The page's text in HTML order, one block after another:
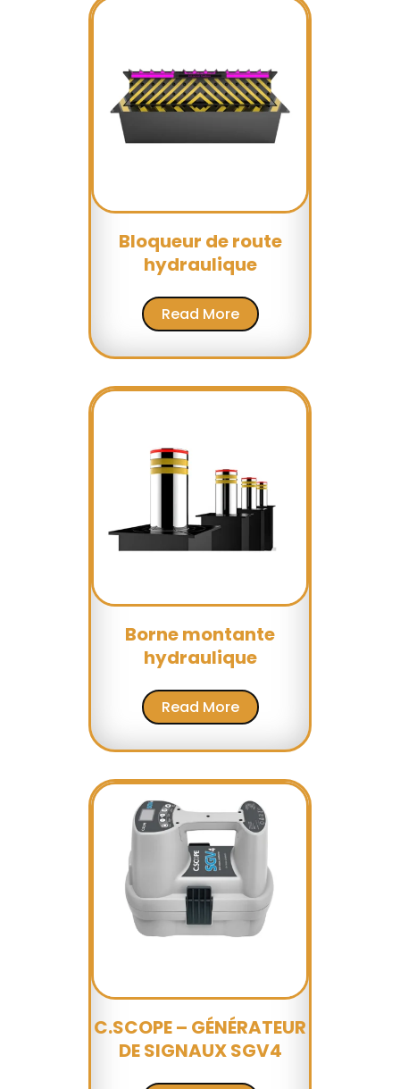
Bloqueur de route
hydraulique
Read More
Borne montante
hydraulique
Read More
C.SCOPE – GÉNÉRATEUR
DE SIGNAUX SGV4